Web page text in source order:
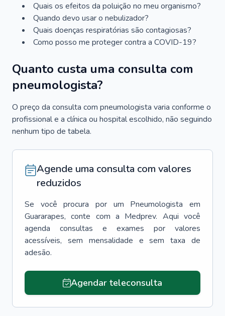
Quais os efeitos da poluição no meu organismo?
Quando devo usar o nebulizador?
Quais doenças respiratórias são contagiosas?
Como posso me proteger contra a COVID-19?
Quanto custa uma consulta com
pneumologista?
O preço da consulta com pneumologista varia conforme o
profissional e a clínica ou hospital escolhido, não seguindo
nenhum tipo de tabela.
Agende uma consulta com valores
reduzidos
Se você procura por um Pneumologista
em
Guararapes, conte com a Medprev. Aqui você
agenda consultas e exames por valores
acessíveis, sem mensalidade e sem taxa de
adesão.
Agendar teleconsulta